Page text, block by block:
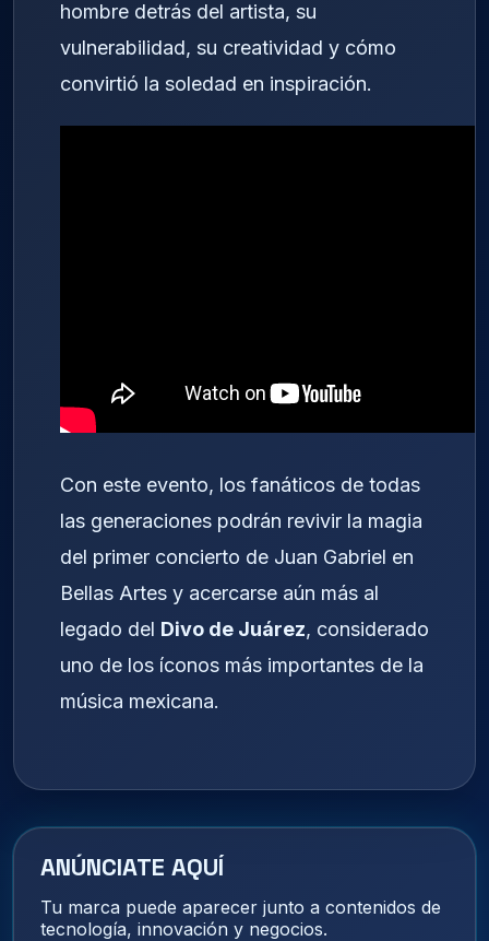
hombre detrás del artista, su
vulnerabilidad, su creatividad y cómo
convirtió la soledad en inspiración.
Con este evento, los fanáticos de todas
las generaciones podrán revivir la magia
del primer concierto de Juan Gabriel en
Bellas Artes y acercarse aún más al
legado del Divo de Juárez, considerado
uno de los íconos más importantes de la
música mexicana.
ANÚNCIATE AQUÍ
Tu marca puede aparecer junto a contenidos de
tecnología, innovación y negocios.